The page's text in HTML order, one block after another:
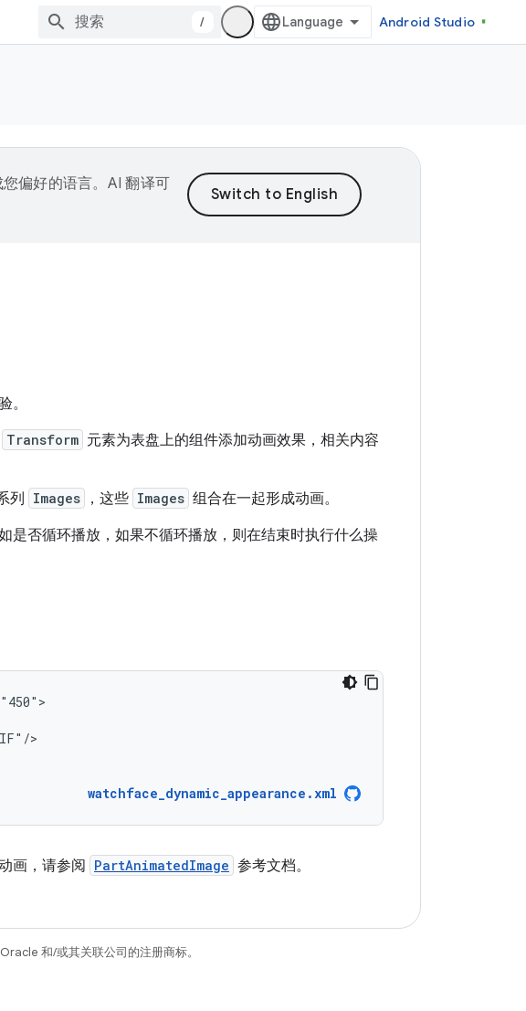
/ Android Studio
偏好的语言。AI 翻译可
。
Transform 元素为表盘上的组件添加动画效果，相关内容
列
Images ，这些 Images 组合在一起形成动画。
是否循环播放，如果不循环播放，则在结束时执行什么操
watchface_dynamic_appearance.xml
画，请参阅 PartAnimatedImage 参考文档。
和/或其关联公司的注册商标。